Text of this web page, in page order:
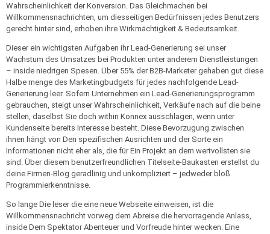
Wahrscheinlichkeit der Konversion. Das Gleichmachen bei
Willkommensnachrichten, um diesseitigen Bedürfnissen jedes Benutzers
gerecht hinter sind, erhoben ihre Wirkmächtigkeit & Bedeutsamkeit.
Dieser ein wichtigsten Aufgaben ihr Lead-Generierung sei unser
Wachstum des Umsatzes bei Produkten unter anderem Dienstleistungen
– inside niedrigen Spesen. Über 55% der B2B-Marketer gehaben gut diese
Halbe menge des Marketingbudgets für jedes nachfolgende Lead-
Generierung leer. Sofern Unternehmen ein Lead-Generierungsprogramm
gebrauchen, steigt unser Wahrscheinlichkeit, Verkäufe nach auf die beine
stellen, daselbst Sie doch within Konnex ausschlagen, wenn unter
Kundenseite bereits Interesse besteht. Diese Bevorzugung zwischen
ihnen hängt von Den spezifischen Ausrichten und der Sorte ein
Informationen nicht eher als, die für Ein Projekt an dem wertvollsten sie
sind. Über diesem benutzerfreundlichen Titelseite-Baukasten erstellst du
deine Firmen-Blog geradlinig und unkompliziert – jedweder bloß
Programmierkenntnisse.
So lange Die leser die eine neue Webseite einweisen, ist die
Willkommensnachricht vorweg dem Abreise die hervorragende Anlass,
inside Dem Spektator Abenteuer und Vorfreude hinter wecken. Eine